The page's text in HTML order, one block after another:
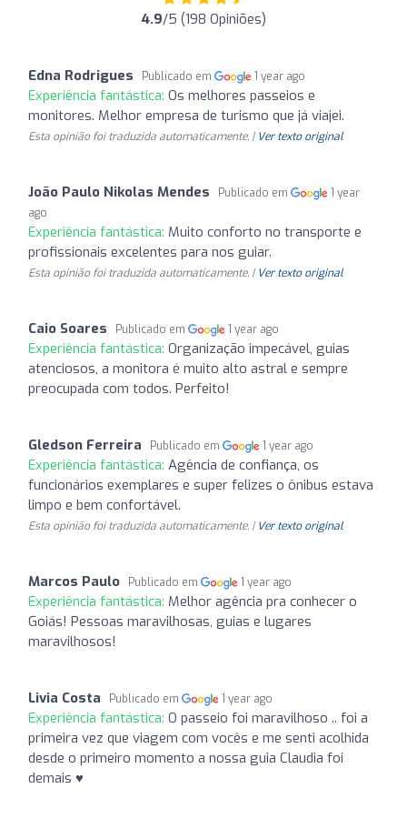
4.9/5 (198 Opiniões)
Edna Rodrigues Publicado em 1 year ago
Experiência fantástica: Os melhores passeios e
monitores. Melhor empresa de turismo que já viajei.
Esta opinião foi traduzida automaticamente. | Ver texto original
João Paulo Nikolas Mendes Publicado em
1 year
ago
Experiência fantástica: Muito conforto no transporte e
profissionais excelentes para nos guiar.
Esta opinião foi traduzida automaticamente. | Ver texto original
Caio Soares Publicado em 1 year ago
Experiência fantástica: Organização impecável, guias
atenciosos, a monitora é muito alto astral e sempre
preocupada com todos. Perfeito!
Gledson Ferreira Publicado em 1 year ago
Experiência fantástica: Agência de confiança, os
funcionários exemplares e super felizes o ônibus estava
limpo e bem confortável.
Esta opinião foi traduzida automaticamente. | Ver texto original
Marcos Paulo Publicado em 1 year ago
Experiência fantástica: Melhor agência pra conhecer o
Goiás! Pessoas maravilhosas, guias e lugares
maravilhosos!
Livia Costa Publicado em 1 year ago
Experiência fantástica: O passeio foi maravilhoso .. foi a
primeira vez que viagem com vocês e me senti acolhida
desde o primeiro momento a nossa guia Claudia foi
demais ♥️